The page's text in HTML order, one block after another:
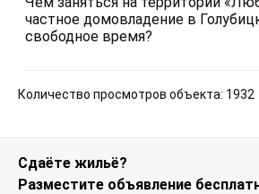
самостоятельно, оттуда на
автовокзала в г-к Анапа, далее
пересесть на маршрутное такси №
частное домовладение в
свободное время?
Количество просмотров объекта: 1932
Сдаёте жильё?
Разместите объявление